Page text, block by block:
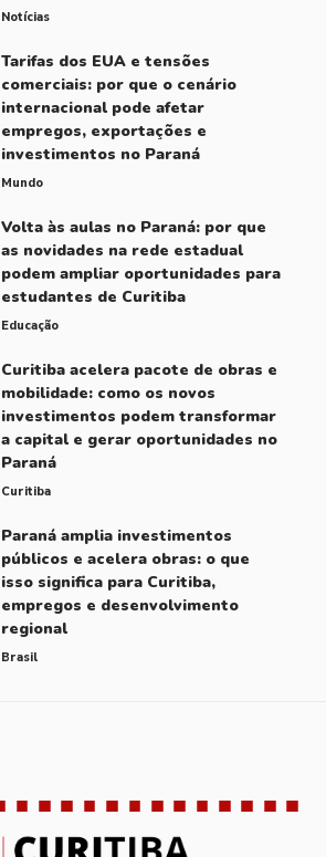
Notícias
Tarifas dos EUA e tensões
comerciais: por que o cenário
internacional pode afetar
empregos, exportações e
investimentos no Paraná
Mundo
Volta às aulas no Paraná: por que
as novidades na rede estadual
podem ampliar oportunidades para
estudantes de Curitiba
Educação
Curitiba acelera pacote de obras e
mobilidade: como os novos
investimentos podem transformar
a capital e gerar oportunidades no
Paraná
Curitiba
Paraná amplia investimentos
públicos e acelera obras: o que
isso significa para Curitiba,
empregos e desenvolvimento
regional
Brasil